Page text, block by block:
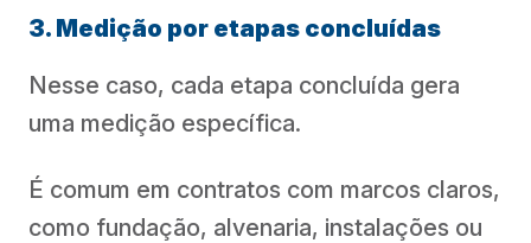
3. Medição por etapas concluídas
Nesse caso, cada etapa concluída gera
uma medição específica.
É comum em contratos com marcos claros,
como fundação, alvenaria, instalações ou